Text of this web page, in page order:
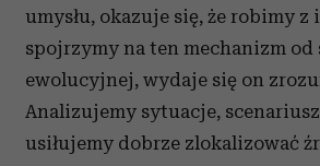
korzystasz z naszej witryny,
społecznościowym, reklamowym i
Partnerzy mogą połączyć te
otrzymanymi od Ciebie lub
korzystania z ich usług.
umysłu, okazuje się, że robimy z
spojrzymy na ten mechanizm od
ewolucyjnej, wydaje się on
Analizujemy sytuacje,
usiłujemy dobrze zlokalizować